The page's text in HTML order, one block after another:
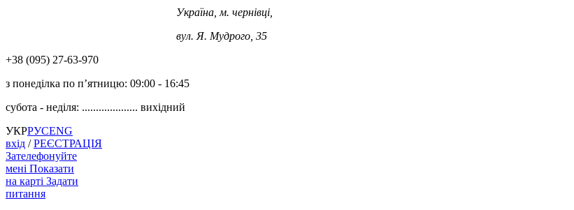
Україна, м. чернівці,
вул. Я. Мудрого, 35
+38 (‎‎095) 27-63-970
з понеділка по п’ятницю: 09:00 - 16:45
субота - неділя: .................... вихідний
УКРРУСENG
вхід /РЕЄСТРАЦІЯ
Зателефонуйте
мені Показати
на карті Задати
питання